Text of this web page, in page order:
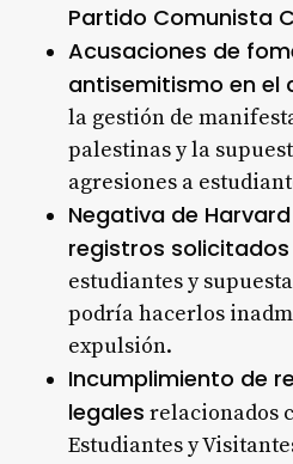
Partido Comunista
Acusaciones de
antisemitismo en el
la gestión de
palestinas y la
agresiones a
Negativa de
registros solicitados
estudiantes y
podría hacerlos
expulsión.
Incumplimiento de
legales relacionados
Estudiantes y